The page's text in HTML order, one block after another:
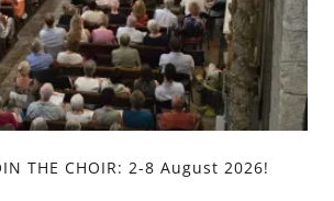
THE CHOIR: 2-8 August 2026!